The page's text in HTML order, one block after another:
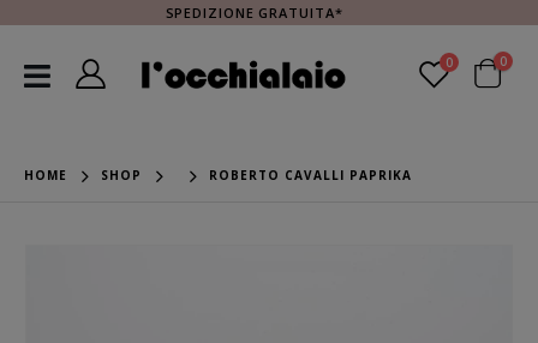
SPEDIZIONE GRATUITA*
0 0
HOME SHOP ROBERTO CAVALLI PAPRIKA